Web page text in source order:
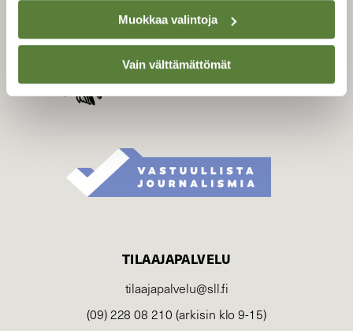
Muokkaa valintoja
Vain välttämättömät
Suomen Luonto -lehden
kustantaja onSuomen
luonnonsuojelu­liitto.
TILAAJAPALVELU
tilaajapalvelu@sll.fi
(09) 228 08 210 (arkisin klo 9-15)